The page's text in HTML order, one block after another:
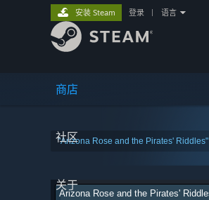
商店
社区
关于
安装 Steam 登录 语言
"Arizona Rose and the Pirates' Riddles"